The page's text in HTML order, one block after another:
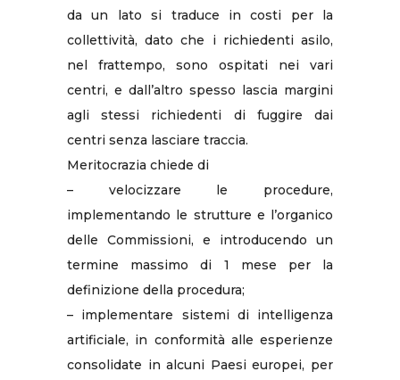
da un lato si traduce in costi per la
collettività, dato che i richiedenti asilo,
nel frattempo, sono ospitati nei vari
centri, e dall’altro spesso lascia margini
agli stessi richiedenti di fuggire dai
centri senza lasciare traccia.
Meritocrazia chiede di
– velocizzare le procedure,
implementando le strutture e l’organico
delle Commissioni, e introducendo un
termine massimo di 1 mese per la
definizione della procedura;
– implementare sistemi di intelligenza
artificiale, in conformità alle esperienze
consolidate in alcuni Paesi europei, per